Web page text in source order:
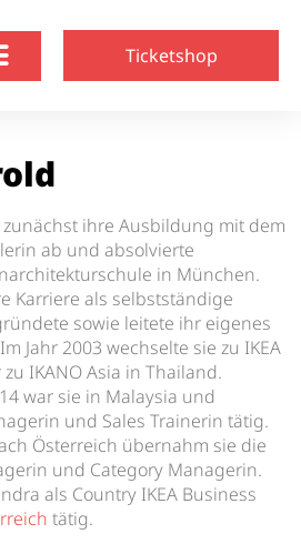
Ticketshop
ihre Ausbildung mit dem
ab und absolvierte
in München.
Karriere als selbstständige
sowie leitete ihr eigenes
Jahr 2003 wechselte sie zu IKEA
IKANO Asia in Thailand.
war sie in Malaysia und
und Sales Trainerin tätig.
Österreich übernahm sie die
und Category Managerin.
als Country IKEA Business
tätig.